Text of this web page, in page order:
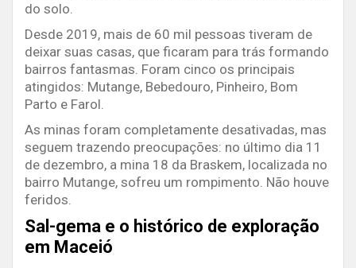
do solo.
Desde 2019, mais de 60 mil pessoas tiveram de
deixar suas casas, que ficaram para trás formando
bairros fantasmas. Foram cinco os principais
atingidos: Mutange, Bebedouro, Pinheiro, Bom
Parto e Farol.
As minas foram completamente desativadas, mas
seguem trazendo preocupações: no último dia 11
de dezembro, a mina 18 da Braskem, localizada no
bairro Mutange, sofreu um rompimento. Não houve
feridos.
Sal-gema e o histórico de exploração
em Maceió